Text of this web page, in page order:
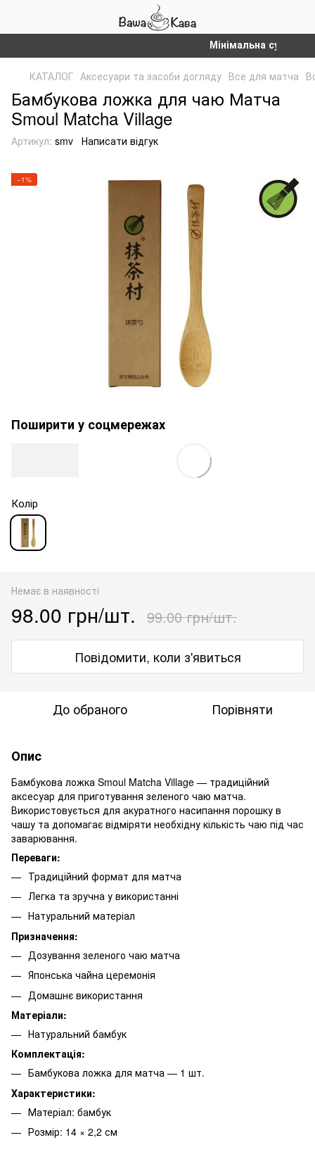
Мінімальна сума
КАТАЛОГ Аксесуари та засоби догляду Все для матча
Бамбукова ложка для чаю Матча
Smoul Matcha Village
Артикул: smv Написати відгук
−1%
Поширити у соцмережах
Колір
Немає в наявності
98.00 грн/шт. 99.00 грн/шт.
Повідомити, коли з'явиться
До обраного Порівняти
Опис
Бамбукова ложка Smoul Matcha Village — традиційний
аксесуар для приготування зеленого чаю матча.
Використовується для акуратного насипання порошку в
чашу та допомагає відміряти необхідну кількість чаю під час
заварювання.
Переваги:
Традиційний формат для матча
Легка та зручна у використанні
Натуральний матеріал
Призначення:
Дозування зеленого чаю матча
Японська чайна церемонія
Домашнє використання
Матеріали:
Натуральний бамбук
Комплектація:
Бамбукова ложка для матча — 1 шт.
Характеристики:
Матеріал: бамбук
Розмір: 14 × 2,2 см